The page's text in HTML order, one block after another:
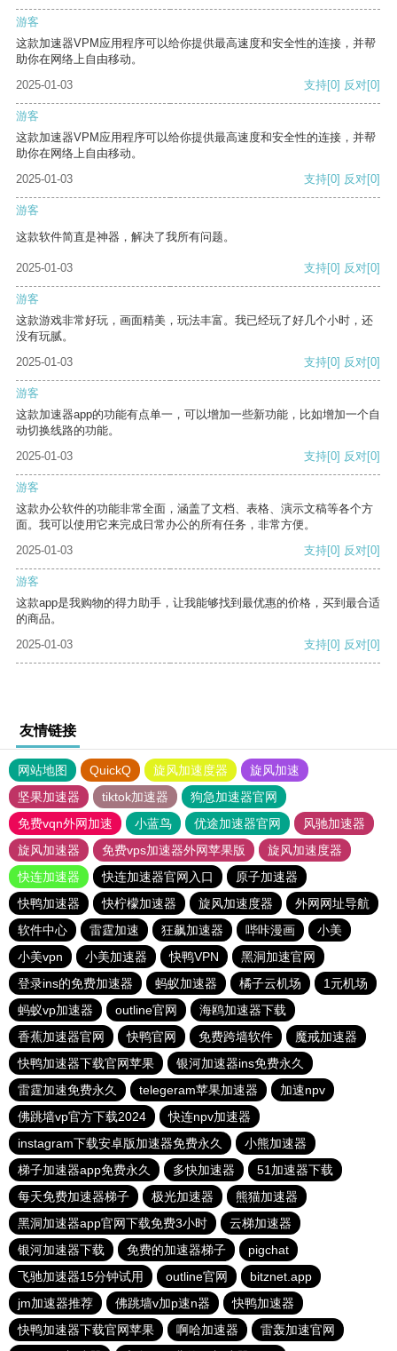
游客
这款加速器VPM应用程序可以给你提供最高速度和安全性的连接，并帮
助你在网络上自由移动。
2025-01-03
支持[0] 反对[0]
游客
这款加速器VPM应用程序可以给你提供最高速度和安全性的连接，并帮
助你在网络上自由移动。
2025-01-03
支持[0] 反对[0]
游客
这款软件简直是神器，解决了我所有问题。
2025-01-03 支持[0] 反对[0]
游客
这款游戏非常好玩，画面精美，玩法丰富。我已经玩了好几个小时，还
没有玩腻。
2025-01-03
支持[0] 反对[0]
游客
这款加速器app的功能有点单一，可以增加一些新功能，比如增加一个自
动切换线路的功能。
2025-01-03
支持[0] 反对[0]
游客
这款办公软件的功能非常全面，涵盖了文档、表格、演示文稿等各个方
面。我可以使用它来完成日常办公的所有任务，非常方便。
2025-01-03
支持[0] 反对[0]
游客
这款app是我购物的得力助手，让我能够找到最优惠的价格，买到最合适
的商品。
2025-01-03
支持[0] 反对[0]
友情链接
网站地图 QuickQ 旋风加速度器
旋风加速
坚果加速器
tiktok加速器
狗急加速器官网
免费vqn外网加速
小蓝鸟 优途加速器官网
风驰加速器
旋风加速器
免费vps加速器外网苹果版
旋风加速度器
快连加速器
快连加速器官网入口
原子加速器
快鸭加速器
快柠檬加速器 旋风加速度器
外网网址导航
软件中心
雷霆加速 狂飙加速器 哔咔漫画
小美
小美vpn
小美加速器 快鸭VPN
黑洞加速官网
登录ins的免费加速器
蚂蚁加速器 橘子云机场
1元机场
蚂蚁vp加速器
outline官网
海鸥加速器下载
香蕉加速器官网
快鸭官网 免费跨墙软件
魔戒加速器
快鸭加速器下载官网苹果
银河加速器ins免费永久
雷霆加速免费永久
telegeram苹果加速器
加速npv
佛跳墙vp官方下载2024
快连npv加速器
instagram下载安卓版加速器免费永久
小熊加速器
梯子加速器app免费永久
多快加速器
51加速器下载
每天免费加速器梯子
极光加速器
熊猫加速器
黑洞加速器app官网下载免费3小时
云梯加速器
银河加速器下载
免费的加速器梯子
pigchat
飞驰加速器15分钟试用
outline官网
bitznet.app
jm加速器推荐
佛跳墙v加p速n器
快鸭加速器
快鸭加速器下载官网苹果
啊哈加速器
雷轰加速官网